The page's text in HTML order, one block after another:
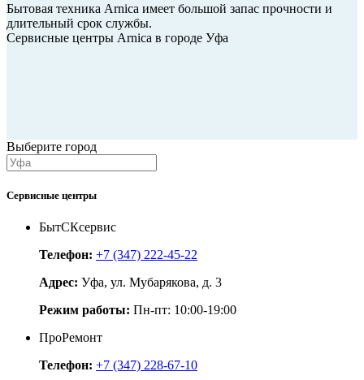
Бытовая техника Arnica имеет большой запас прочности и
длительный срок службы.
Сервисные центры Arnica в городе Уфа
Выберите город
Сервисные центры
БытСКсервис
Телефон: +7 (347) 222-45-22
Адрес: Уфа, ул. Мубарякова, д. 3
Режим работы: Пн-пт: 10:00-19:00
ПроРемонт
Телефон: +7 (347) 228-67-10